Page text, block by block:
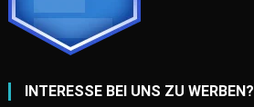
INTERESSE BEI UNS ZU WERBEN?